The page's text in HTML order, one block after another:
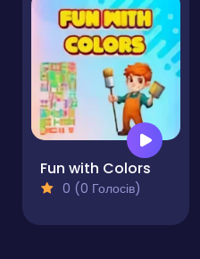
Fun with Colors
0 (0 Голосів)